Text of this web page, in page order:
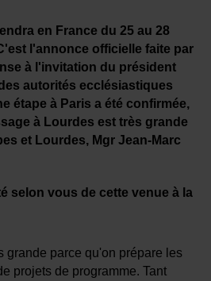
en France du 25 au 28
l'annonce officielle faite par
à l'invitation du président
autorités ecclésiastiques
étape à Paris a été confirmée,
à Lourdes est très grande
et Lourdes, Mgr Jean-Marc
selon vous de cette venue à la
grande parce qu'on prépare les
projets de programme. Tant